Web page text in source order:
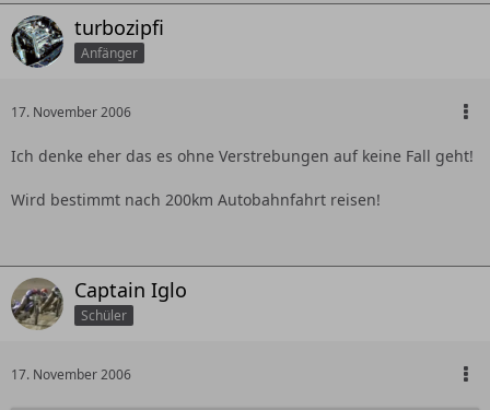
turbozipfi
Anfänger
17. November 2006
Ich denke eher das es ohne Verstrebungen auf keine Fall geht!
Wird bestimmt nach 200km Autobahnfahrt reisen!
Captain Iglo
Schüler
17. November 2006